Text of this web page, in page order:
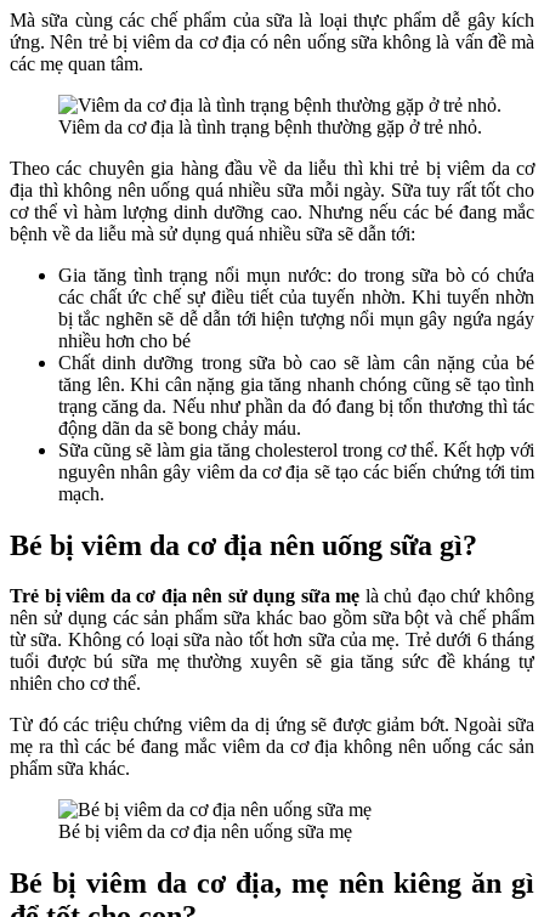
Mà sữa cùng các chế phẩm của sữa là loại thực phẩm dễ gây kích
ứng. Nên trẻ bị viêm da cơ địa có nên uống sữa không là vấn đề mà
các mẹ quan tâm.
Viêm da cơ địa là tình trạng bệnh thường gặp ở trẻ nhỏ.
Theo các chuyên gia hàng đầu về da liễu thì khi trẻ bị viêm da cơ
địa thì không nên uống quá nhiều sữa mỗi ngày. Sữa tuy rất tốt cho
cơ thể vì hàm lượng dinh dưỡng cao. Nhưng nếu các bé đang mắc
bệnh về da liễu mà sử dụng quá nhiều sữa sẽ dẫn tới:
Gia tăng tình trạng nổi mụn nước: do trong sữa bò có chứa
các chất ức chế sự điều tiết của tuyến nhờn. Khi tuyến nhờn
bị tắc nghẽn sẽ dễ dẫn tới hiện tượng nổi mụn gây ngứa ngáy
nhiều hơn cho bé
Chất dinh dưỡng trong sữa bò cao sẽ làm cân nặng của bé
tăng lên. Khi cân nặng gia tăng nhanh chóng cũng sẽ tạo tình
trạng căng da. Nếu như phần da đó đang bị tổn thương thì tác
động dãn da sẽ bong chảy máu.
Sữa cũng sẽ làm gia tăng cholesterol trong cơ thể. Kết hợp với
nguyên nhân gây viêm da cơ địa sẽ tạo các biến chứng tới tim
mạch.
Bé bị viêm da cơ địa nên uống sữa gì?
Trẻ bị viêm da cơ địa nên sử dụng sữa mẹ là chủ đạo chứ không
nên sử dụng các sản phẩm sữa khác bao gồm sữa bột và chế phẩm
từ sữa. Không có loại sữa nào tốt hơn sữa của mẹ. Trẻ dưới 6 tháng
tuổi được bú sữa mẹ thường xuyên sẽ gia tăng sức đề kháng tự
nhiên cho cơ thể.
Từ đó các triệu chứng viêm da dị ứng sẽ được giảm bớt. Ngoài sữa
mẹ ra thì các bé đang mắc viêm da cơ địa không nên uống các sản
phẩm sữa khác.
Bé bị viêm da cơ địa nên uống sữa mẹ
Bé bị viêm da cơ địa, mẹ nên kiêng ăn gì